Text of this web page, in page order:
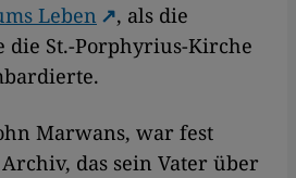
Leben
, als die
die St.-Porphyrius-Kirche
Marwans, war fest
das sein Vater über